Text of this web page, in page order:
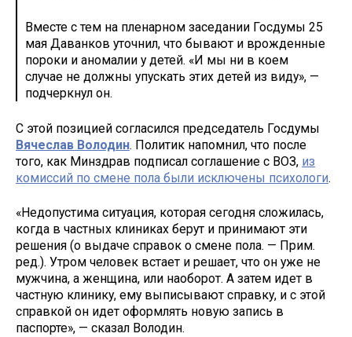
Вместе с тем на пленарном заседании Госдумы 25
мая Даванков уточнил, что бывают и врожденные
пороки и аномалии у детей. «И мы ни в коем
случае не должны упускать этих детей из виду», —
подчеркнул он.
С этой позицией согласился председатель Госдумы
Вячеслав Володин. Политик напомнил, что после
того, как Минздрав подписал соглашение с ВОЗ, из
комиссий по смене пола были исключены психологи.
«Недопустима ситуация, которая сегодня сложилась,
когда в частных клиниках берут и принимают эти
решения (о выдаче справок о смене пола. — Прим.
ред.). Утром человек встает и решает, что он уже не
мужчина, а женщина, или наоборот. А затем идет в
частную клинику, ему выписывают справку, и с этой
справкой он идет оформлять новую запись в
паспорте», — сказал Володин.